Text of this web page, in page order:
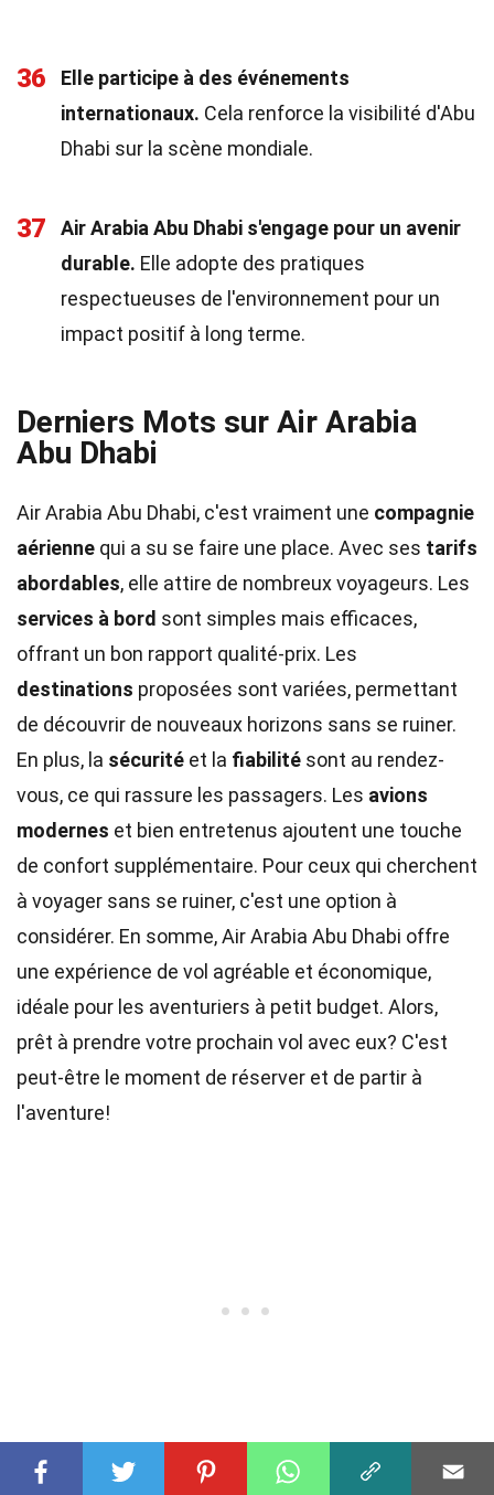
36
Elle participe à des événements
internationaux. Cela renforce la visibilité d'Abu
Dhabi sur la scène mondiale.
37
Air Arabia Abu Dhabi s'engage pour un avenir
durable. Elle adopte des pratiques
respectueuses de l'environnement pour un
impact positif à long terme.
Derniers Mots sur Air Arabia
Abu Dhabi
Air Arabia Abu Dhabi, c'est vraiment une compagnie
aérienne qui a su se faire une place. Avec ses tarifs
abordables, elle attire de nombreux voyageurs. Les
services à bord sont simples mais efficaces,
offrant un bon rapport qualité-prix. Les
destinations proposées sont variées, permettant
de découvrir de nouveaux horizons sans se ruiner.
En plus, la sécurité et la fiabilité sont au rendez-
vous, ce qui rassure les passagers. Les avions
modernes et bien entretenus ajoutent une touche
de confort supplémentaire. Pour ceux qui cherchent
à voyager sans se ruiner, c'est une option à
considérer. En somme, Air Arabia Abu Dhabi offre
une expérience de vol agréable et économique,
idéale pour les aventuriers à petit budget. Alors,
prêt à prendre votre prochain vol avec eux? C'est
peut-être le moment de réserver et de partir à
l'aventure!